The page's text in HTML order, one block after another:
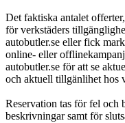
Det faktiska antalet
för verkstäders
autobutler.se eller fick
online- eller
autobutler.se för att se
och aktuell tillgänlihet hos
Reservation tas för fel och
beskrivningar samt för